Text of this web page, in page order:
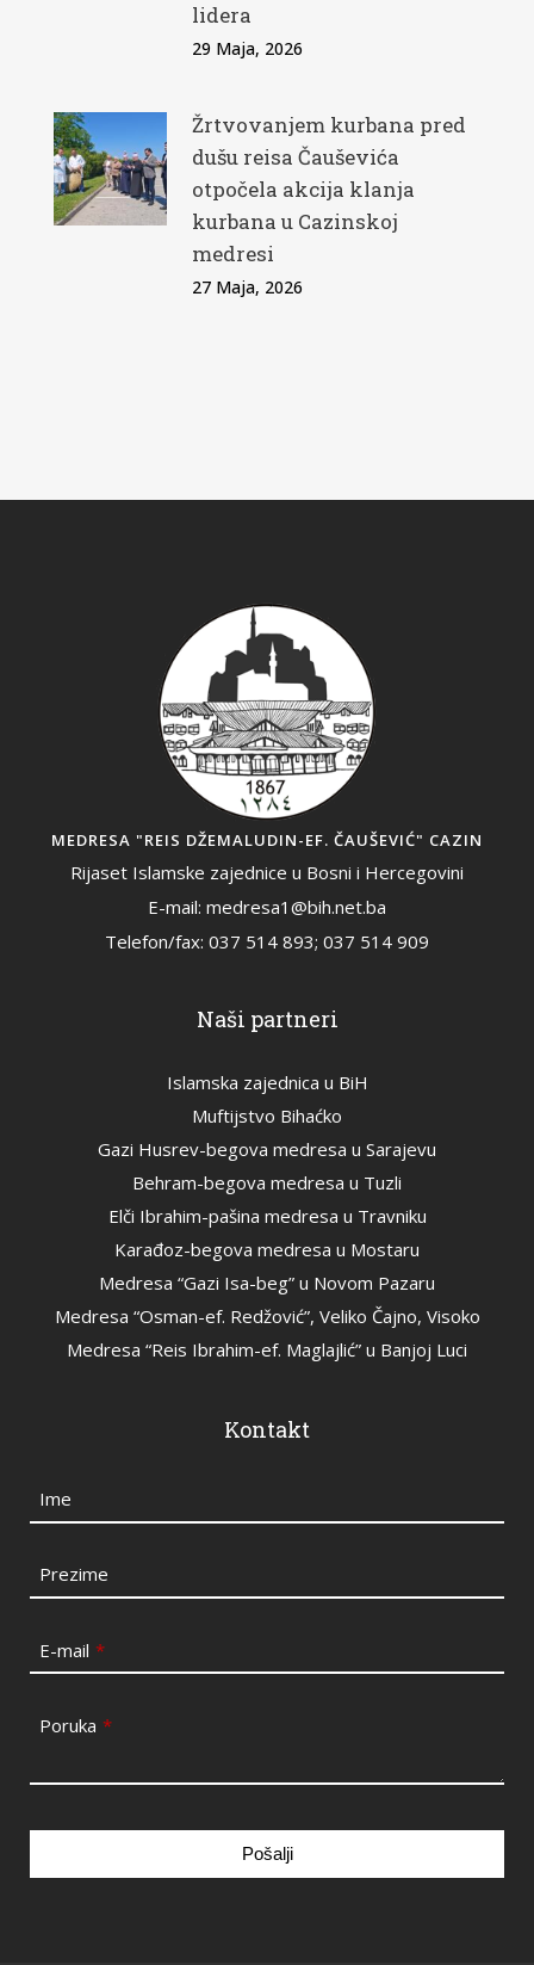
lidera
29 Maja, 2026
Žrtvovanjem kurbana pred
dušu reisa Čauševića
otpočela akcija klanja
kurbana u Cazinskoj
medresi
27 Maja, 2026
MEDRESA "REIS DŽEMALUDIN-EF. ČAUŠEVIĆ" CAZIN
Rijaset Islamske zajednice u Bosni i Hercegovini
E-mail: medresa1@bih.net.ba
Telefon/fax: 037 514 893; 037 514 909
Naši partneri
Islamska zajednica u BiH
Muftijstvo Bihaćko
Gazi Husrev-begova medresa u Sarajevu
Behram-begova medresa u Tuzli
Elči Ibrahim-pašina medresa u Travniku
Karađoz-begova medresa u Mostaru
Medresa “Gazi Isa-beg” u Novom Pazaru
Medresa “Osman-ef. Redžović”, Veliko Čajno, Visoko
Medresa “Reis Ibrahim-ef. Maglajlić” u Banjoj Luci
Kontakt
Ime
Prezime
E-mail *
Poruka *
Pošalji